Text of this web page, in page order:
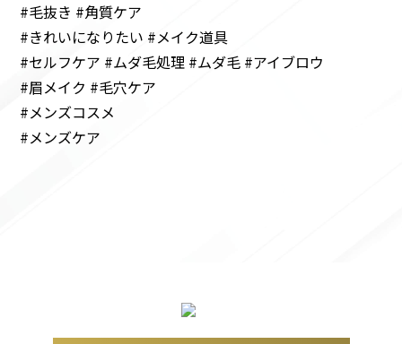
#毛抜き #角質ケア
#きれいになりたい #メイク道具
#セルフケア #ムダ毛処理 #ムダ毛 #アイブロウ
#眉メイク #毛穴ケア
#メンズコスメ
#メンズケア